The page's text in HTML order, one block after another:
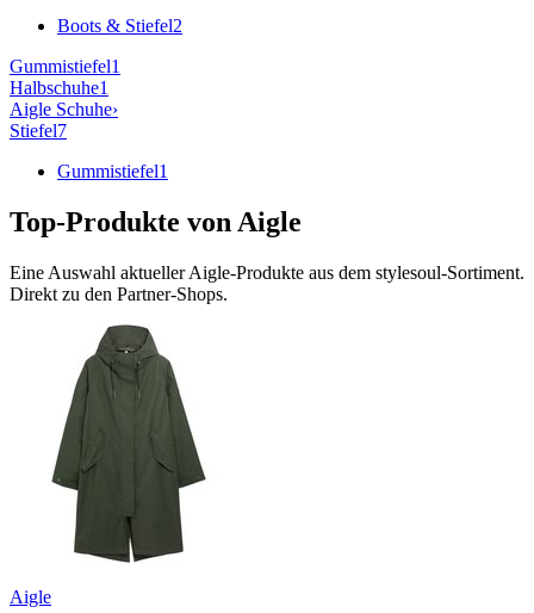
Boots & Stiefel2
Gummistiefel1
Halbschuhe1
Aigle Schuhe›
Stiefel7
Gummistiefel1
Top-Produkte von Aigle
Eine Auswahl aktuellerAigle-Produkte aus dem stylesoul-Sortiment.
Direkt zu den Partner-Shops.
Aigle